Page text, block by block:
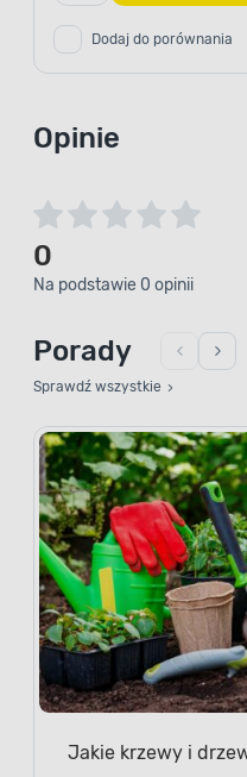
Dodaj do porównania
Opinie
0
Na podstawie 0 opinii
Porady
Sprawdź wszystkie
Jakie krzewy i